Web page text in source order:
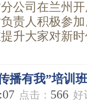
公司在兰州
责人积极参
升大家对新
播有我”培训
点击： 566 好